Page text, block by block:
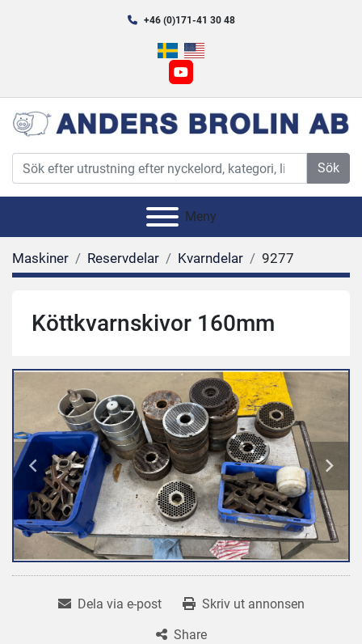
+46 (0)171-41 30 48
youtube
Sök
Meny
Maskiner Reservdelar Kvarndelar 9277
Köttkvarnskivor 160mm
Dela via e-post
Skriv ut annonsen
Share